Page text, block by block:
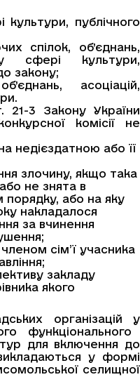
публічного
спілок, об’єднань,
у сфері культури,
закону;
асоціацій,
21-3 Закону України
комісії не
недієздатною або її
злочину, якщо така
не знята в
або на яку
накладалося
за вчинення
сім’ї учасника
закладу
якого
організацій у
функціонального
для включення до
у формі
селищної